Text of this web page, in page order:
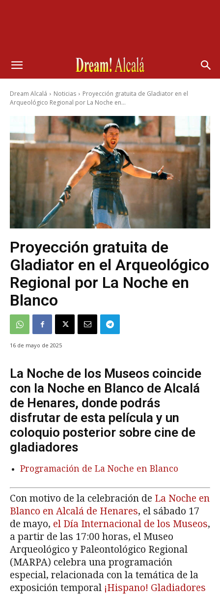
Dream Alcalá Noticias
Proyección gratuita de Gladiator en el
Arqueológico Regional por La Noche en...
Proyección gratuita de
Gladiator en el Arqueológico
Regional por La Noche en
Blanco
16 de mayo de 2025
La Noche de los Museos coincide
con la Noche en Blanco de Alcalá
de Henares, donde podrás
disfrutar de esta película y un
coloquio posterior sobre cine de
gladiadores
Programación de La Noche en Blanco
Con motivo de la celebración de La Noche en
Blanco en Alcalá de Henares, el sábado 17
de mayo, el Día Internacional de los Museos,
a partir de las 17:00 horas, el Museo
Arqueológico y Paleontológico Regional
(MARPA) celebra una programación
especial, relacionada con la temática de la
exposición temporal ¡Hispano! Gladiadores